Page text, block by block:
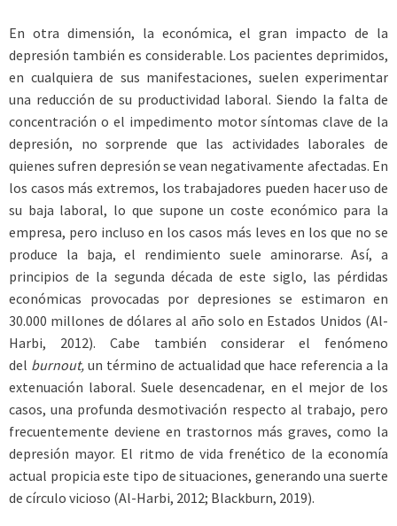
En otra dimensión, la económica, el gran impacto de la
depresión también es considerable. Los pacientes deprimidos,
en cualquiera de sus manifestaciones, suelen experimentar
una reducción de su productividad laboral. Siendo la falta de
concentración o el impedimento motor síntomas clave de la
depresión, no sorprende que las actividades laborales de
quienes sufren depresión se vean negativamente afectadas. En
los casos más extremos, los trabajadores pueden hacer uso de
su baja laboral, lo que supone un coste económico para la
empresa, pero incluso en los casos más leves en los que no se
produce la baja, el rendimiento suele aminorarse. Así, a
principios de la segunda década de este siglo, las pérdidas
económicas provocadas por depresiones se estimaron en
30.000 millones de dólares al año solo en Estados Unidos (Al-
Harbi, 2012). Cabe también considerar el fenómeno
del burnout,un término de actualidad que hace referencia a la
extenuación laboral. Suele desencadenar, en el mejor de los
casos, una profunda desmotivación respecto al trabajo, pero
frecuentemente deviene en trastornos más graves, como la
depresión mayor. El ritmo de vida frenético de la economía
actual propicia este tipo de situaciones, generando una suerte
de círculo vicioso (Al-Harbi, 2012; Blackburn, 2019).